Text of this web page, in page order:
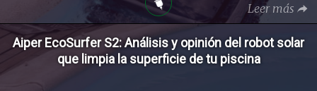
Leer más
Aiper EcoSurfer S2: Análisis y opinión del robot solar
que limpia la superficie de tu piscina